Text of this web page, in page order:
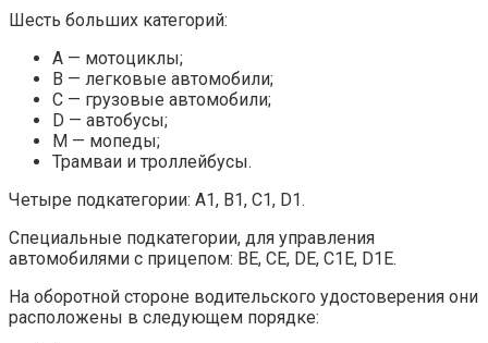
Шесть больших категорий:
А — мотоциклы;
B — легковые автомобили;
C — грузовые автомобили;
D — автобусы;
М — мопеды;
Трамваи и троллейбусы.
Четыре подкатегории: A1, B1, C1, D1.
Специальные подкатегории, для управления
автомобилями с прицепом: BE, CE, DE, C1E, D1E.
На оборотной стороне водительского удостоверения они
расположены в следующем порядке: